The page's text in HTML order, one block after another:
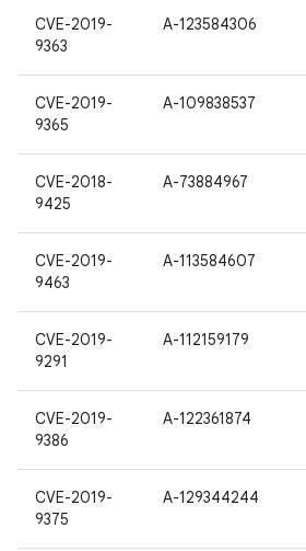
CVE-2019-
9363
A-123584306
CVE-2019-
9365
A-109838537
CVE-2018-
9425
A-73884967
CVE-2019-
9463
A-113584607
CVE-2019-
9291
A-112159179
CVE-2019-
9386
A-122361874
CVE-2019-
9375
A-129344244